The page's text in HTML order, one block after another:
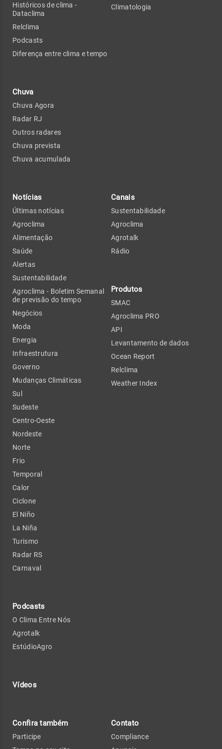
Históricos de clima -
Dataclima
Relclima
Podcasts
Diferença entre clima e tempo
Chuva
Chuva Agora
Radar RJ
Outros radares
Chuva prevista
Chuva acumulada
Climatologia
Notícias
Últimas notícias
Agroclima
Alimentação
Saúde
Alertas
Sustentabilidade
Agroclima - Boletim Semanal
de previsão do tempo
Negócios
Moda
Energia
Infraestrutura
Governo
Mudanças Climáticas
Sul
Sudeste
Centro-Oeste
Nordeste
Norte
Frio
Temporal
Calor
Ciclone
El Niño
La Niña
Turismo
Radar RS
Carnaval
Podcasts
O Clima Entre Nós
Agrotalk
EstúdioAgro
Vídeos
Canais
Sustentabilidade
Agroclima
Agrotalk
Rádio
Produtos
SMAC
Agroclima PRO
API
Levantamento de dados
Ocean Report
Relclima
Weather Index
Confira também
Participe
Contato
Compliance